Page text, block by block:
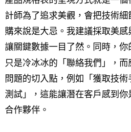
計師為了追求美觀，會把技術
購來說是大忌。我建議採取美感
讓關鍵數據一目了然。同時，你
只是冷冰冰的「聯絡我們」，
問題的切入點，例如「獲取技
測試」，這能讓潛在客戶感到
合作夥伴。